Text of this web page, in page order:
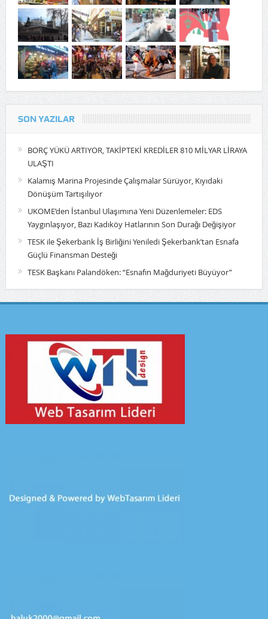
SON YAZILAR
BORÇ YÜKÜ ARTIYOR, TAKİPTEKİ KREDİLER 810 MİLYAR LİRAYA
ULAŞTI
Kalamış Marina Projesinde Çalışmalar Sürüyor, Kıyıdaki
Dönüşüm Tartışılıyor
UKOME’den İstanbul Ulaşımına Yeni Düzenlemeler: EDS
Yaygınlaşıyor, Bazı Kadıköy Hatlarının Son Durağı Değişiyor
TESK ile Şekerbank İş Birliğini Yeniledi Şekerbank’tan Esnafa
Güçlü Finansman Desteği
TESK Başkanı Palandöken: “Esnafın Mağduriyeti Büyüyor”